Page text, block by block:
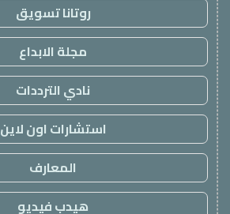
روتانا تسويق
مجلة الابداع
نادي الترددات
استشارات اون لاين
المعارف
هيدب فيديو